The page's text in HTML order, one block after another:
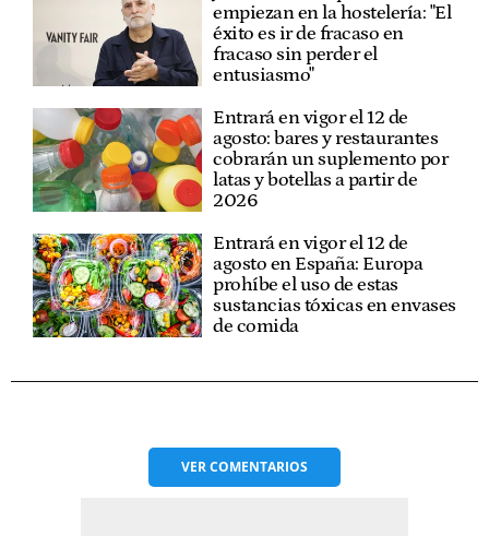
empiezan en la hostelería: "El
éxito es ir de fracaso en
fracaso sin perder el
entusiasmo"
Entrará en vigor el 12 de
agosto: bares y restaurantes
cobrarán un suplemento por
latas y botellas a partir de
2026
Entrará en vigor el 12 de
agosto en España: Europa
prohíbe el uso de estas
sustancias tóxicas en envases
de comida
VERCOMENTARIOS